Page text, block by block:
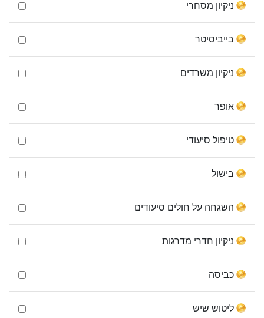
ניקיון מסחרי
בייביסיטר
ניקיון משרדים
אופר
טיפול סיעודי
בישול
השגחה על חולים סיעודים
ניקיון חדרי מדרגות
כביסה
ליטוש שיש